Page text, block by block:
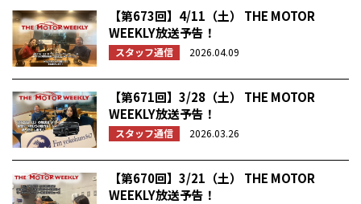
【第673回】4/11（土） THE MOTOR
WEEKLY放送予告！
スタッフ通信 2026.04.09
【第671回】3/28（土） THE MOTOR
WEEKLY放送予告！
スタッフ通信 2026.03.26
【第670回】3/21（土） THE MOTOR
WEEKLY放送予告！